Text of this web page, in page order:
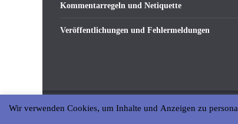
Kommentarregeln und Netiquette
Veröffentlichungen und Fehlermeldungen
Copyright © 2026abseits-ka . All rights reserved.
Wir verwenden Cookies, um Inhalte und Anzeigen zu